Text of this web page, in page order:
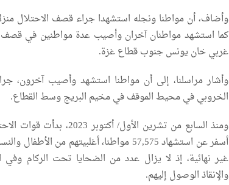
وأضاف، أن مواطنا ونجله استشهدا جراء قصف الاحتلال
كما استشهد مواطنان آخران وأصيب عدة مواطنين في قصف
غربي خان يونس جنوب قطاع غزة.
وأشار مراسلنا، إلى أن مواطنا استشهد وأصيب آخرون،
الخروبي في محيط الموقف في مخيم البريج وسط القطاع.
ومنذ السابع من تشرين الأول/
غير نهائية، إذ لا يزال عدد من الضحايا تحت الركام
والإنقاذ الوصول إليهم.